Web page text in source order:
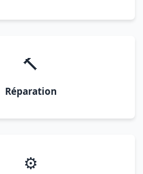
🔨
Réparation
⚙️